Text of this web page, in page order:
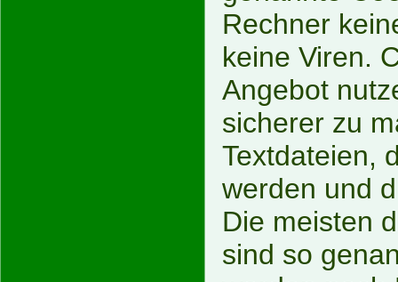
Rechner
keine Viren.
Angebot
sicherer zu
Textdateien,
werden und
Die meisten
sind so